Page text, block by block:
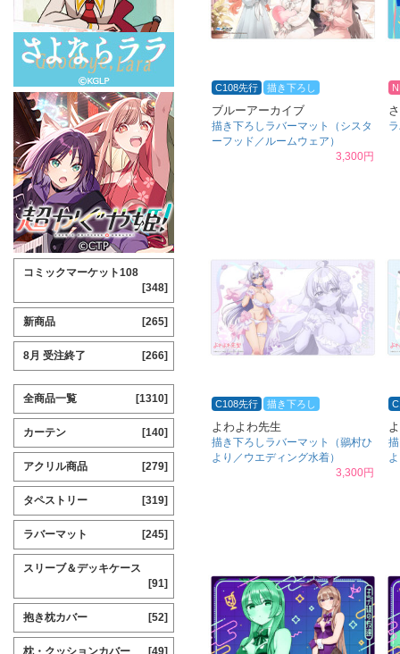
C108先行 描き下ろし
ブルーアーカイブ
描き下ろしラバーマット（シスタ
ーフッド／ルームウェア）
3,300円
C108先行 描き下ろし
よわよわ先生
描き下ろしラバーマット（鶸村ひ
より／ウエディング水着）
3,300円
コミックマーケット108
[348]
新商品 [265]
8月 受注終了 [266]
全商品一覧 [1310]
カーテン [140]
アクリル商品 [279]
タペストリー [319]
ラバーマット [245]
スリーブ＆デッキケース
[91]
抱き枕カバー [52]
枕・クッションカバー [49]